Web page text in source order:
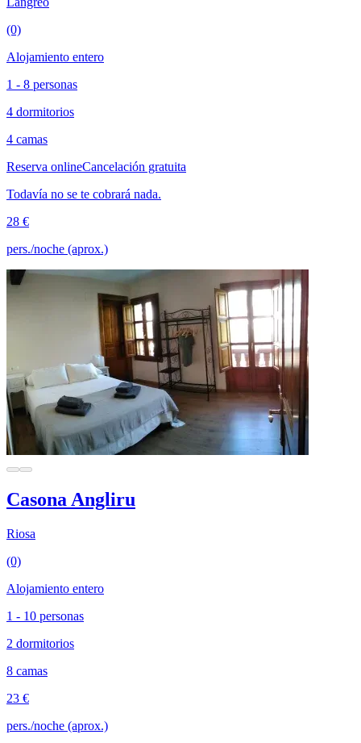
(0)
Alojamiento entero
1 - 8 personas
4 dormitorios
4 camas
Reserva onlineCancelación gratuita
Todavía no se te cobrará nada.
28 €
pers./noche (aprox.)
Casona Angliru
Riosa
(0)
Alojamiento entero
1 - 10 personas
2 dormitorios
8 camas
23 €
pers./noche (aprox.)